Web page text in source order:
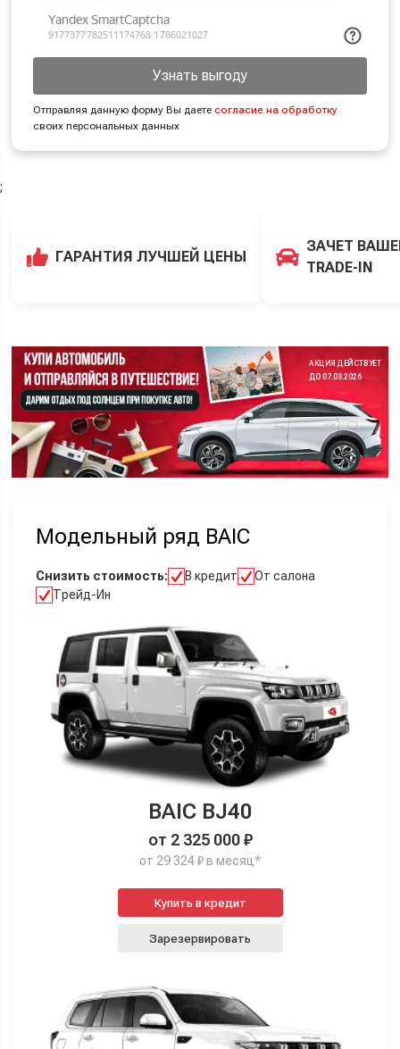
Узнать выгоду
Отправляя данную форму Вы даетесогласие на обработку
своих персональных данных
;
ГАРАНТИЯ ЛУЧШЕЙ ЦЕНЫ
ЗАЧЕТ
TRADE-IN
АКЦИЯ ДЕЙСТВУЕТ
ДО 07.08.2026
Модельный ряд BAIC
Снизить стоимость: В кредит
От салона
Трейд-Ин
BAIC BJ40
от 2 325 000 ₽
от 29 324 ₽ в месяц*
Купить в кредит
Зарезервировать